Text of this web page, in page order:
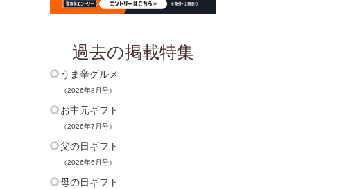
過去の掲載特集
うま辛グルメ
（2026年8月号）
お中元ギフト
（2026年7月号）
父の日ギフト
（2026年6月号）
母の日ギフト